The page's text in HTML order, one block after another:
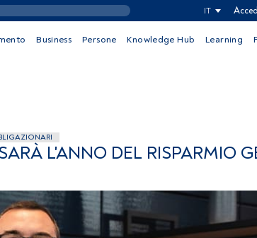
IT
Business Persone Knowledge Hub Learning
L'ANNO DEL RISPARMIO